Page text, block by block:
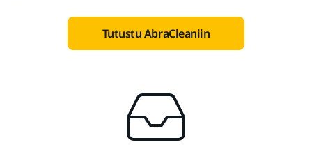
Tutustu AbraCleaniin